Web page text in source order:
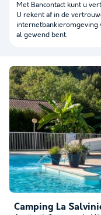
Camping La
Met Bancontact kunt u
U rekent af in de
internetbankieromgeving
al gewend bent.